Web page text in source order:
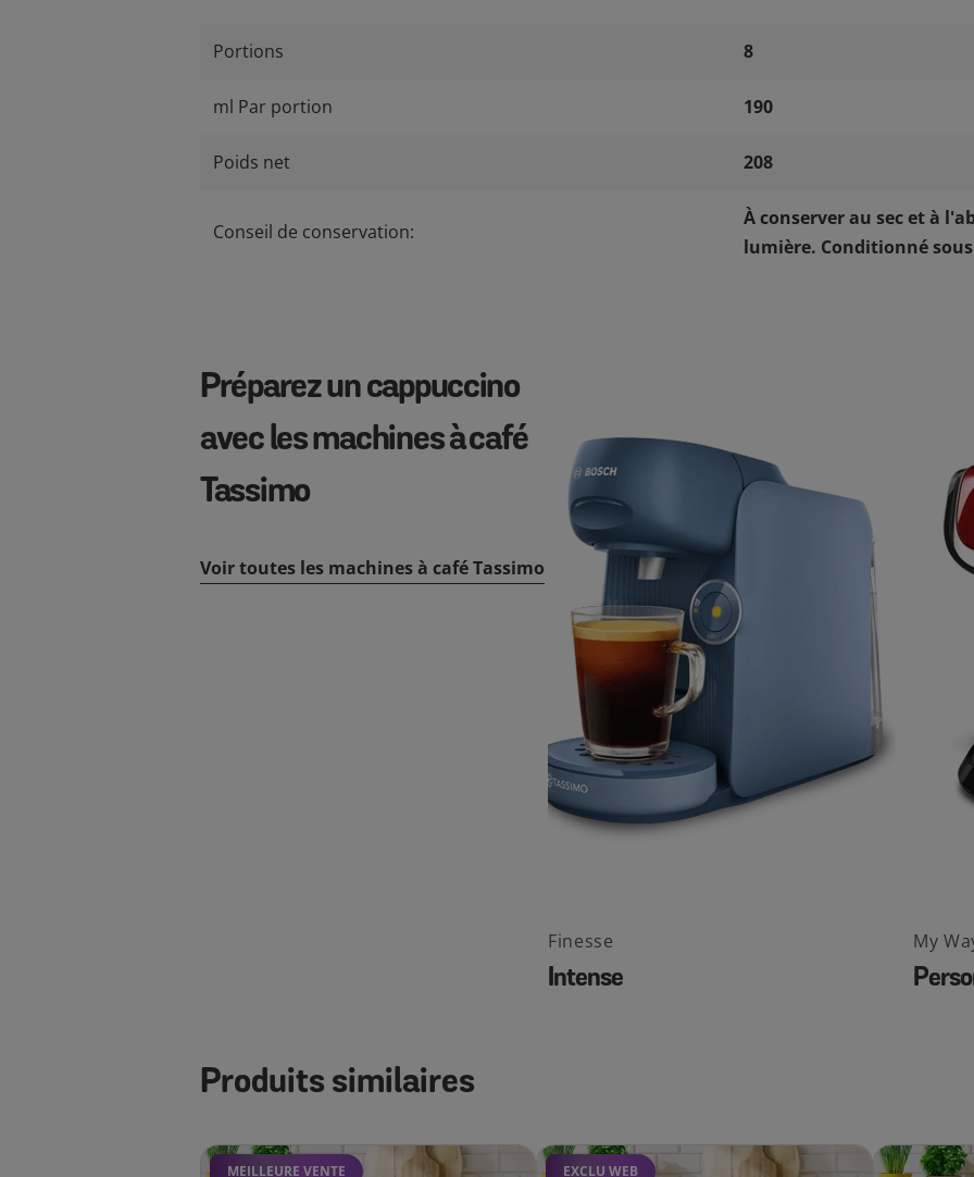
Portions 8
ml Par portion 190
Poids net 208
Conseil de conservation:
À conserver au sec et à
lumière. Conditionné
Préparez un cappuccino
avec les machines à café
Tassimo
Voir toutes les machines à café Tassimo
Finesse
Intense
My
Produits similaires
MEILLEURE VENTE EXCLU WEB